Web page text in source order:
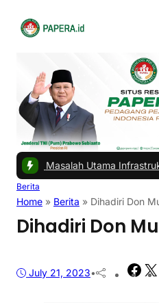
Utama Infrastruktur Pengisian
Berita
Home » Berita » Dihadiri Don
Dihadiri Don
July 21, 2023•